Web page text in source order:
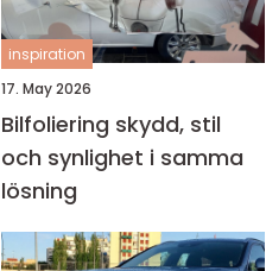
inspiration
17. May 2026
Bilfoliering skydd, stil
och synlighet i samma
lösning